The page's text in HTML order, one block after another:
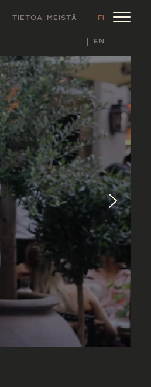
TIETOA MEISTÄ FI
EN